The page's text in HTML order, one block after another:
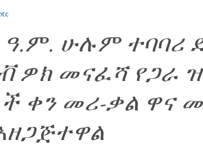
ዓ.ም. ሁሉም
ዎክ መናፈሻ የጋራ
ቀን መሪ-ቃል ዋና